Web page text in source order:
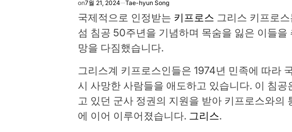
on7월 21, 2024 Tae-hyun Song
국제적으로 인정받는 키프로스 그리스 키프로
섬 침공 50주년을 기념하며 목숨을 잃은 이들을
망을 다짐했습니다.
그리스계 키프로스인들은 1974년 민족에 따라
시 사망한 사람들을 애도하고 있습니다. 이 침
고 있던 군사 정권의 지원을 받아 키프로스와의
에 이어 이루어졌습니다. 그리스.